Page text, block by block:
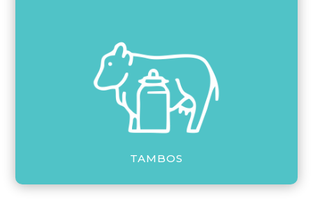
TAMBOS